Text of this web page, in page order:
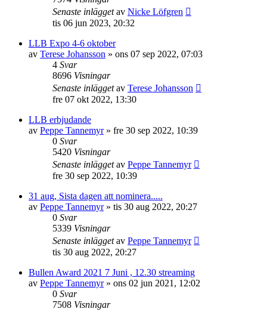
Senaste inläggetav Nicke Löfgren
tis 06 jun 2023, 20:32
LLB Expo 4-6 oktober
av Terese Johansson » ons 07 sep 2022, 07:03
4 Svar
8696 Visningar
Senaste inläggetav Terese Johansson
fre 07 okt 2022, 13:30
LLB erbjudande
av Peppe Tannemyr» fre 30 sep 2022, 10:39
0 Svar
5420 Visningar
Senaste inläggetav Peppe Tannemyr
fre 30 sep 2022, 10:39
31 aug, Sista dagen att nominera.....
av Peppe Tannemyr» tis 30 aug 2022, 20:27
0 Svar
5339 Visningar
Senaste inläggetav Peppe Tannemyr
tis 30 aug 2022, 20:27
Bullen Award 2021 7 Juni , 12.30 streaming
av Peppe Tannemyr» ons 02 jun 2021, 12:02
0 Svar
7508 Visningar